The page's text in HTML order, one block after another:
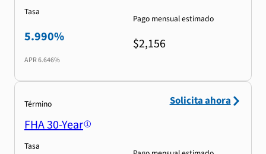
Tasa
5.990%
APR6.646%
Pago mensual estimado
$2,156
Término
FHA 30-Year
Tasa
Solicita ahora